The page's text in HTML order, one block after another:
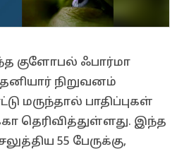
குளோபல் ஃபார்மா
நிறுவனம்
மருந்தால் பாதிப்புகள்
தெரிவித்துள்ளது. இந்த
55 பேருக்கு,